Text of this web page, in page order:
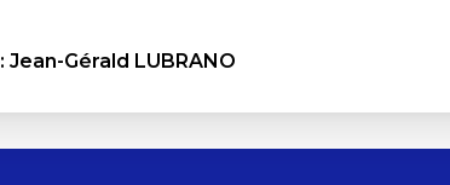
Gérald LUBRANO